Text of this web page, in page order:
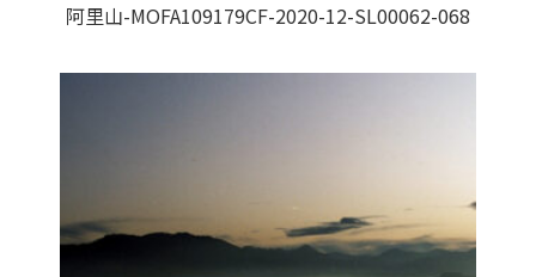
阿里山-MOFA109179CF-2020-12-SL00062-068